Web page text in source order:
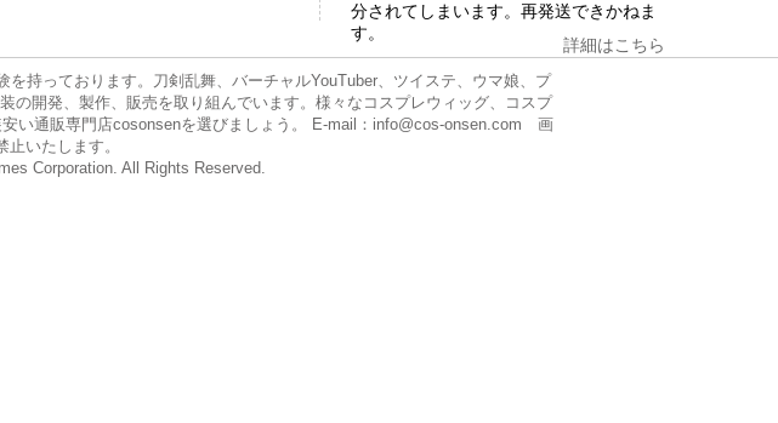
分されてしまいます。再発送できかねま
す。
詳細はこちら
持っております。刀剣乱舞、バーチャルYouTuber、ツイステ、ウマ娘、プ
の開発、製作、販売を取り組んでいます。様々なコスプレウィッグ、コスプ
い通販専門店cosonsenを選びましょう。 E-mail：info@cos-onsen.com 画
いたします。
Corporation. All Rights Reserved.